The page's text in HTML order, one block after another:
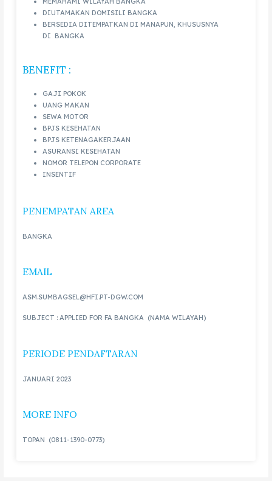
DIUTAMAKAN DOMISILI BANGKA
BERSEDIA DITEMPATKAN DI MANAPUN, KHUSUSNYA
DI BANGKA
BENEFIT :
GAJI POKOK
UANG MAKAN
SEWA MOTOR
BPJS KESEHATAN
BPJS KETENAGAKERJAAN
ASURANSI KESEHATAN
NOMOR TELEPON CORPORATE
INSENTIF
PENEMPATAN AREA
BANGKA
EMAIL
ASM.SUMBAGSEL@HFI.PT-DGW.COM
SUBJECT : APPLIED FOR FA BANGKA (NAMA WILAYAH)
PERIODE PENDAFTARAN
JANUARI 2023
MORE INFO
TOPAN (0811-1390-0773)